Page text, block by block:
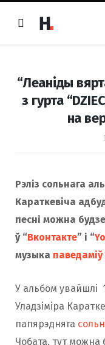
“Леаніды
з гурта
на
Рэліз сольнага
Караткевіча
песні можна
ў “Вконтакте” і “
музыка паведаміў
У альбом увайшлі
Уладзіміра
папярэдняга
Чобата, тут можна